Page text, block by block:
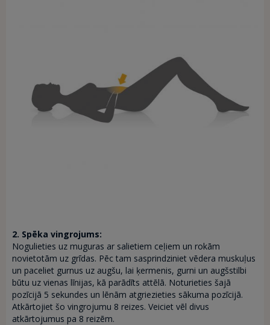
2. Spēka vingrojums:
Nogulieties uz muguras ar salietiem ceļiem un rokām
novietotām uz grīdas. Pēc tam sasprindziniet vēdera muskuļus
un paceliet gurnus uz augšu, lai ķermenis, gurni un augšstilbi
būtu uz vienas līnijas, kā parādīts attēlā. Noturieties šajā
pozīcijā 5 sekundes un lēnām atgriezieties sākuma pozīcijā.
Atkārtojiet šo vingrojumu 8 reizes. Veiciet vēl divus
atkārtojumus pa 8 reizēm.